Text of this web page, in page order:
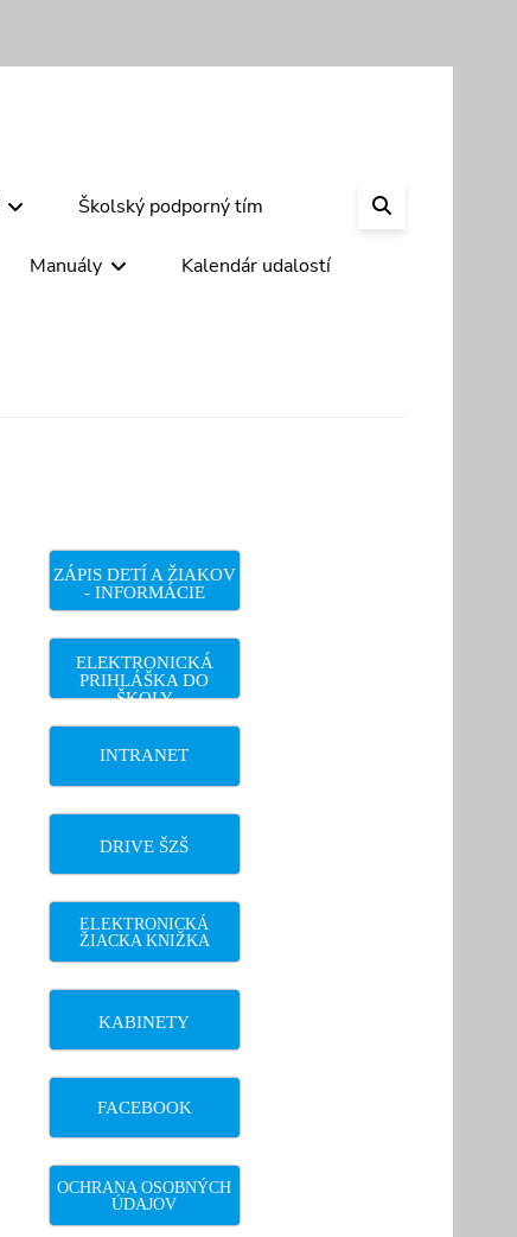
Školský podporný tím
Manuály Kalendár udalostí
ZÁPIS DETÍ A ŽIAKOV
- INFORMÁCIE
ELEKTRONICKÁ
PRIHLÁŠKA DO
ŠKOLY
INTRANET
DRIVE ŠZŠ
ELEKTRONICKÁ
ŽIACKA KNIŽKA
KABINETY
FACEBOOK
OCHRANA OSOBNÝCH
ÚDAJOV